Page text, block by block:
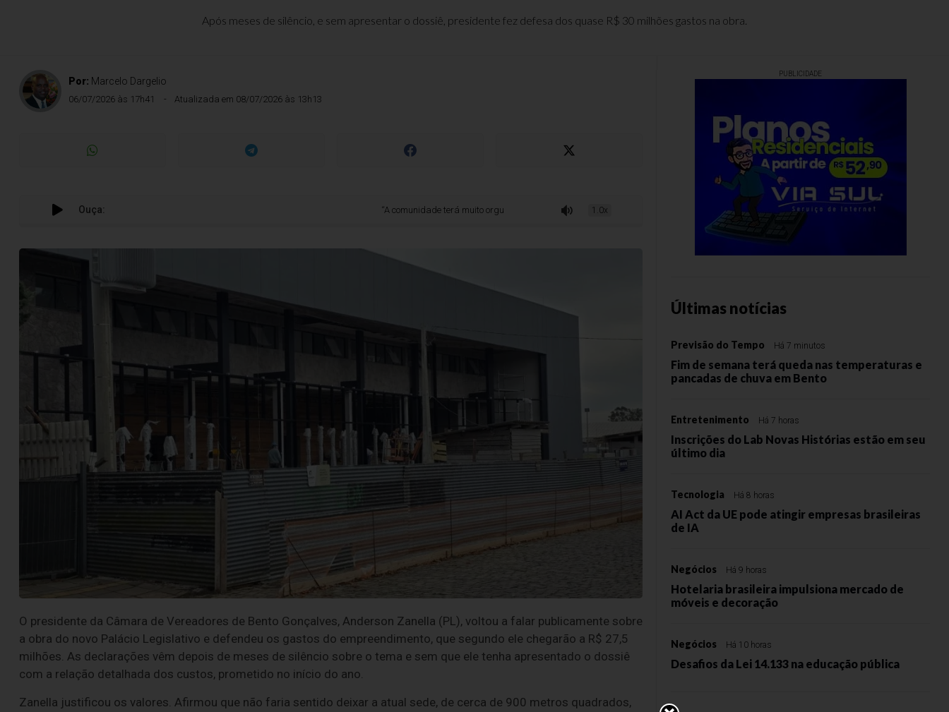
Após meses de silêncio, e sem apresentar o dossiê, presidente fez defesa dos quase R$ 30 milhões gastos na obra.
Por: Marcelo Dargelio
06/07/2026 às 17h41 Atualizada em 08/07/2026 às 13h13
Ouça: “A comunidade terá muito orgulho da nova Câmara”, diz Zanella1.0x
O presidente da Câmara de Vereadores de Bento Gonçalves, Anderson Zanella (PL), voltou a falar publicamente sobre
a obra do novo Palácio Legislativo e defendeu os gastos do empreendimento, que segundo ele chegarão a R$ 27,5
milhões. As declarações vêm depois de meses de silêncio sobre o tema e sem que ele tenha apresentado o dossiê
com a relação detalhada dos custos, prometido no início do ano.
Zanella justificou os valores. Afirmou que não faria sentido deixar a atual sede, de cerca de 900 metros quadrados,
PUBLICIDADE
Últimas notícias
Previsão do Tempo Há 7 minutos
Fim de semana terá queda nas temperaturas e
pancadas de chuva em Bento
Entretenimento Há 7 horas
Inscrições do Lab Novas Histórias estão em seu
último dia
Tecnologia Há 8 horas
AI Act da UE pode atingir empresas brasileiras
de IA
Negócios Há 9 horas
Hotelaria brasileira impulsiona mercado de
móveis e decoração
Negócios Há 10 horas
Desafios da Lei 14.133 na educação pública